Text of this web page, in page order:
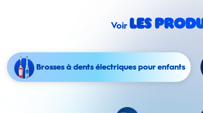
Voir les
Brosses à dents électriques pour enfants